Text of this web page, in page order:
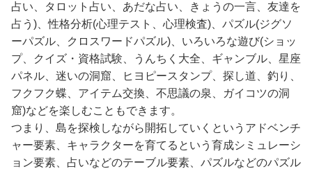
占い、タロット占い、あだな占い、きょうの一言、友達を
占う)、性格分析(心理テスト、心理検査)、パズル(ジグソ
ーパズル、クロスワードパズル)、いろいろな遊び(ショッ
プ、クイズ・資格試験、うんちく大全、ギャンブル、星座
パネル、迷いの洞窟、ヒヨピースタンプ、探し道、釣り、
フクフク蝶、アイテム交換、不思議の泉、ガイコツの洞
窟)などを楽しむこともできます。
つまり、島を探検しながら開拓していくというアドベンチ
ャー要素、キャラクターを育てるという育成シミュレーシ
ョン要素、占いなどのテーブル要素、パズルなどのパズル